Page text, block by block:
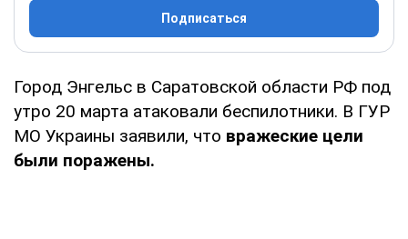
Подписаться
Город Энгельс в Саратовской области РФ под
утро 20 марта атаковали беспилотники. В ГУР
МО Украины заявили, что вражеские цели
были поражены.